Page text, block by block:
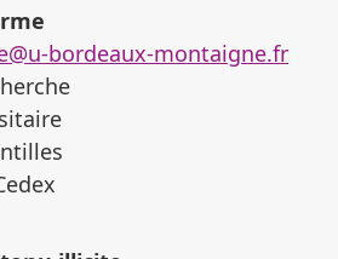
bordeaux-montaigne.fr